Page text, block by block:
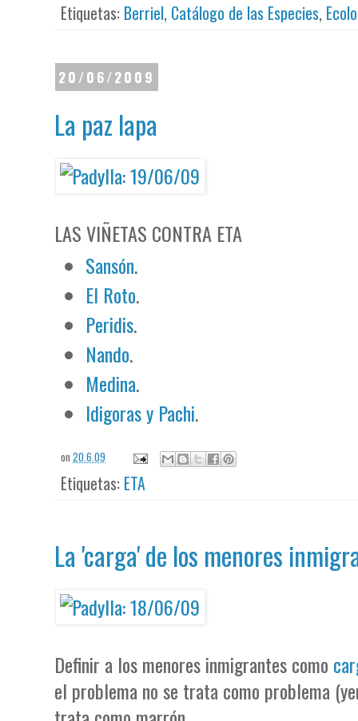
Etiquetas: Berriel, Catálogo de las Especies,
20/06/2009
La paz lapa
LAS VIÑETAS CONTRA ETA
Sansón.
El Roto.
Peridis.
Nando.
Medina.
Idigoras y Pachi.
on20.6.09
Etiquetas: ETA
La 'carga' de los menores
Definir a los menores inmigrantes como
el problema no se trata como problema